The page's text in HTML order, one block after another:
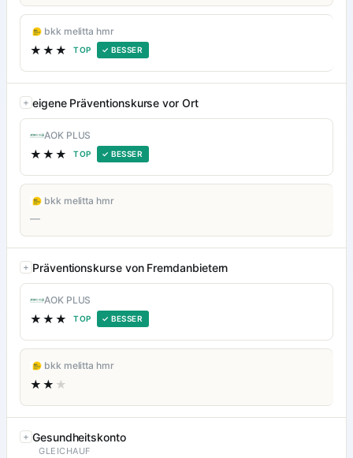
bkk melitta hmr
★★★ TOP ✓ BESSER
eigene Präventionskurse vor Ort
AOK PLUS
★★★ TOP ✓ BESSER
bkk melitta hmr
—
Präventionskurse von Fremdanbietern
AOK PLUS
★★★ TOP ✓ BESSER
bkk melitta hmr
★★ ★
Gesundheitskonto
GLEICHAUF